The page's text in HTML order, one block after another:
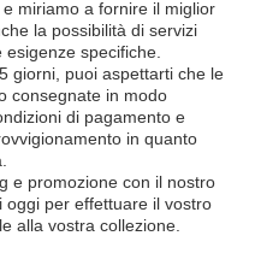
miriamo a fornire il miglior
la possibilità di servizi
specifiche.
giorni, puoi aspettarti che le
consegnate in modo
di pagamento e
in quanto
e promozione con il nostro
oggi per effettuare il vostro
alla vostra collezione.